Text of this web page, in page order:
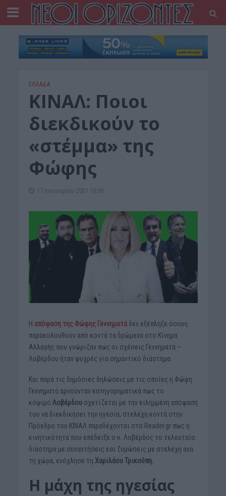
ΕΛΛΑΔΑ
ΚΙΝΑΛ: Ποιοι
διεκδικούν το
«στέμμα» της
Φώφης
17 Ιανουαρίου 2021 10:59
Η απόφαση της Φώφης Γεννηματά δεν εξέπληξε όσους
παρακολουθούν από κοντά τα δρώμενα στο Κίνημα
Αλλαγής που γνώριζαν πως οι σχέσεις Γεννηματά –
Λοβέρδου ήταν ψυχρές για σημαντικό διάστημα.
Και παρά τις δημόσιες δηλώσεις με τις οποίες η Φώφη
Γεννηματά αρνούνταν κατηγορηματικά πως το
κόψιμο Λοβέρδουσχετίζεται με την ειλημμένη απόφασή
του να διεκδικήσει την ηγεσία, στελέχη κοντά στην
Πρόεδρο του ΚΙΝΑΛ παραδέχονται στο Reader.gr πως η
κινητικότητα που επέδειξε ο κ. Λοβέρδος το τελευταίο
διάστημα με συναντήσεις και ζυμώσεις με στελέχη ανά
τη χώρα, ενόχλησε τη Χαριλάου Τρικούπη.
Η μάχη της ηγεσίας